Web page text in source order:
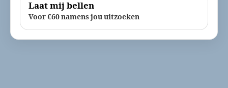
Laat mij bellen
Voor €60 namens jou uitzoeken